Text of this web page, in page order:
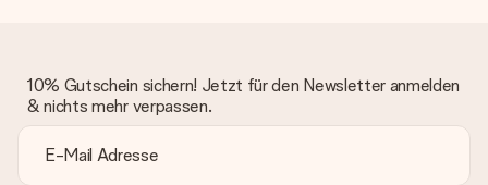
10% Gutschein sichern! Jetzt für den Newsletter anmelden
& nichts mehr verpassen.